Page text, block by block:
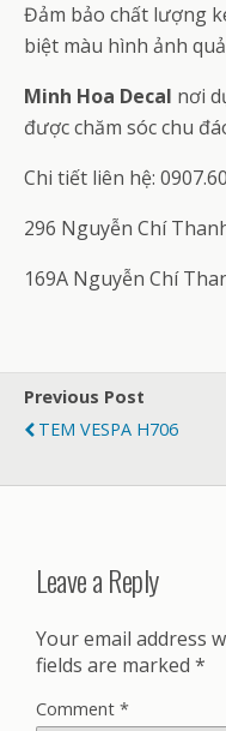
Đảm bảo chất lượng
biệt màu hình ảnh
Minh Hoa Decal nơi
được chăm sóc chu
Chi tiết liên hệ:
296 Nguyễn Chí
169A Nguyễn Chí
Previous Post
TEM VESPA H706
Leave a Reply
Your email address
fields are marked *
Comment *